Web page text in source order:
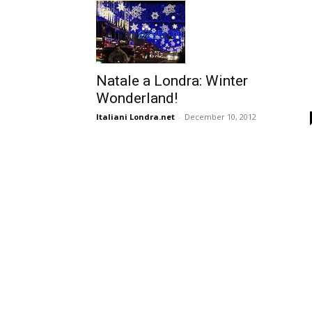
Natale a Londra: Winter
Wonderland!
Italiani Londra.net - December 10, 2012